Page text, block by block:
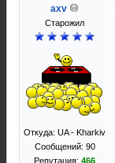
axv
Старожил
Откуда: UA - Kharkiv
Сообщений: 90
Репутация: 466